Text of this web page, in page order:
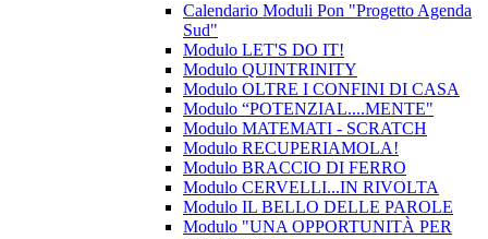
Calendario Moduli Pon "Progetto Agenda
Sud"
Modulo LET'S DO IT!
Modulo QUINTRINITY
Modulo OLTRE I CONFINI DI CASA
Modulo “POTENZIAL....MENTE"
Modulo MATEMATI - SCRATCH
Modulo RECUPERIAMOLA!
Modulo BRACCIO DI FERRO
Modulo CERVELLI...IN RIVOLTA
Modulo IL BELLO DELLE PAROLE
Modulo "UNA OPPORTUNITÀ PER